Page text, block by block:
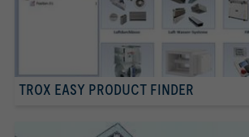
TROX EASY PRODUCT FINDER